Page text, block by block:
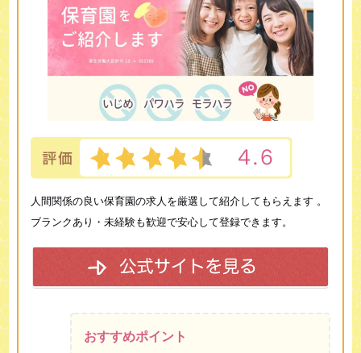
人間関係の良い保育園の求人を厳選して紹介してもらえます 。
ブランクあり・未経験も歓迎で安心して登録できます。
おすすめポイント